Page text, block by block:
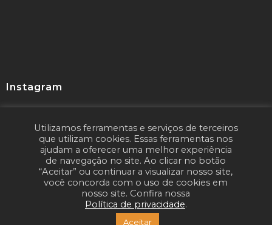
Instagram
Seguir
Copyright © 2020LIONS Marketing Digital
Utilizamos ferramentas e serviços de terceiros
que utilizam cookies. Essas ferramentas nos
ajudam a oferecer uma melhor experiência
de navegação no site. Ao clicar no botão
“Aceitar” ou continuar a visualizar nosso site,
você concorda com o uso de cookies em
nosso site. Confira nossa
Política de privacidade.
Aceitar